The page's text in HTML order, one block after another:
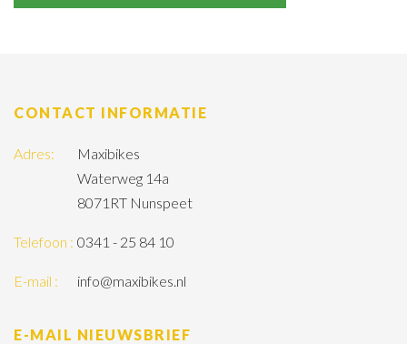
CONTACT INFORMATIE
Adres:
Maxibikes
Waterweg 14a
8071RT Nunspeet
Telefoon : 0341 - 25 84 10
E-mail : info@maxibikes.nl
E-MAIL NIEUWSBRIEF